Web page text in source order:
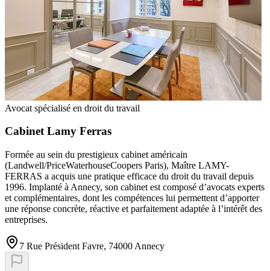
Avocat spécialisé en droit du travail
Cabinet Lamy Ferras
Formée au sein du prestigieux cabinet américain
(Landwell/PriceWaterhouseCoopers Paris), Maître LAMY-
FERRAS a acquis une pratique efficace du droit du travail depuis
1996. Implanté à Annecy, son cabinet est composé d’avocats experts
et complémentaires, dont les compétences lui permettent d’apporter
une réponse concrète, réactive et parfaitement adaptée à l’intérêt des
entreprises.
7 Rue Président Favre, 74000 Annecy